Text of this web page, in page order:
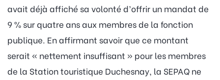
avait déjà affiché sa volonté d’offrir un mandat de
9 % sur quatre ans aux membres de la fonction
publique. En affirmant savoir que ce montant
serait « nettement insuffisant » pour les membres
de la Station touristique Duchesnay, la SEPAQ ne